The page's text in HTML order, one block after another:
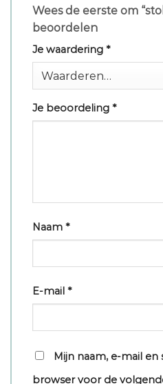
Wees de eerste om
beoordelen
Je waardering *
Je beoordeling *
Naam *
E-mail *
Mijn naam, e-mail
browser voor de